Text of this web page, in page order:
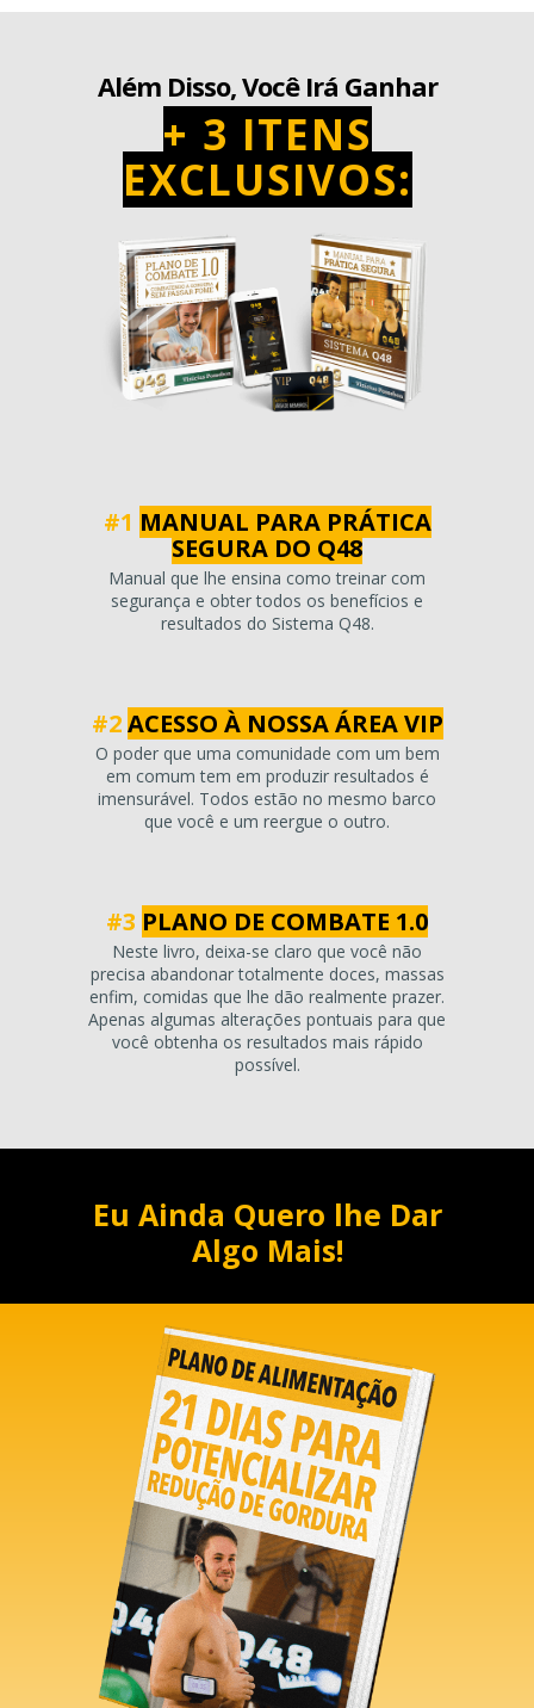
Além Disso, Você Irá Ganhar
+ 3 ITENS
EXCLUSIVOS:
#1 MANUAL PARA PRÁTICA
SEGURA DO Q48
Manual que lhe ensina como treinar com
segurança e obter todos os benefícios e
resultados do Sistema Q48.
#2ACESSO À NOSSA ÁREA VIP
O poder que uma comunidade com um bem
em comum tem em produzir resultados é
imensurável. Todos estão no mesmo barco
que você e um reergue o outro.
#3 PLANO DE COMBATE 1.0
Neste livro, deixa-se claro que você não
precisa abandonar totalmente doces, massas
enfim, comidas que lhe dão realmente prazer.
Apenas algumas alterações pontuais para que
você obtenha os resultados mais rápido
possível.
Eu Ainda Quero lhe Dar
Algo Mais!